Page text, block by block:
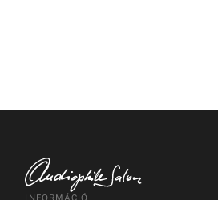
INFORMÁCIÓ